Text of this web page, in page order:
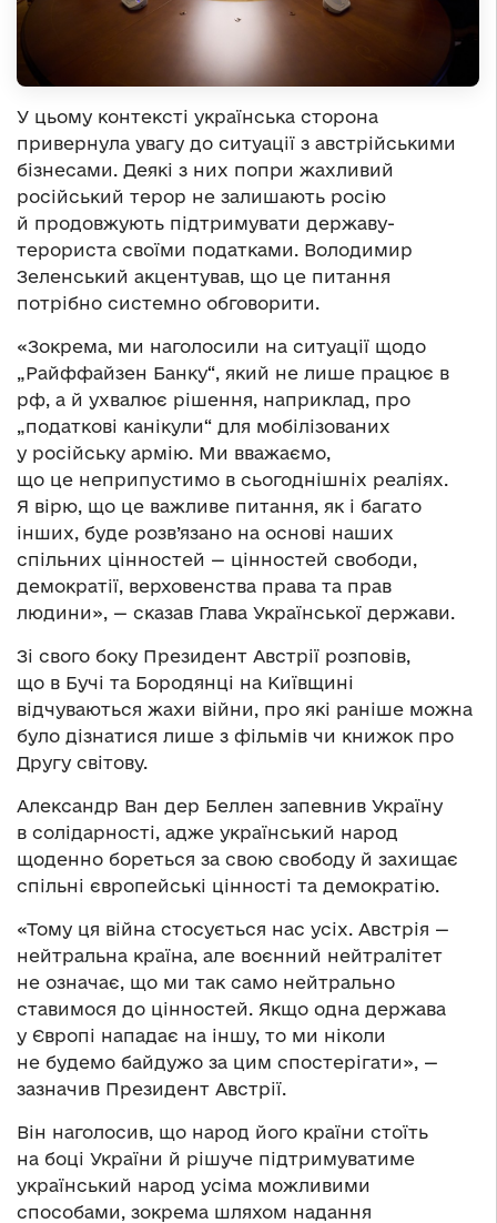
У цьому контексті українська сторона
привернула увагу до ситуації з австрійськими
бізнесами. Деякі з них попри жахливий
російський терор не залишають росію
й продовжують підтримувати державу-
терориста своїми податками. Володимир
Зеленський акцентував, що це питання
потрібно системно обговорити.
«Зокрема, ми наголосили на ситуації щодо
„Райффайзен Банку“, який не лише працює в
рф, а й ухвалює рішення, наприклад, про
„податкові канікули“ для мобілізованих
у російську армію. Ми вважаємо,
що це неприпустимо в сьогоднішніх реаліях.
Я вірю, що це важливе питання, як і багато
інших, буде розв’язано на основі наших
спільних цінностей — цінностей свободи,
демократії, верховенства права та прав
людини», — сказав Глава Української держави.
Зі свого боку Президент Австрії розповів,
що в Бучі та Бородянці на Київщині
відчуваються жахи війни, про які раніше можна
було дізнатися лише з фільмів чи книжок про
Другу світову.
Александр Ван дер Беллен запевнив Україну
в солідарності, адже український народ
щоденно бореться за свою свободу й захищає
спільні європейські цінності та демократію.
«Тому ця війна стосується нас усіх. Австрія —
нейтральна країна, але воєнний нейтралітет
не означає, що ми так само нейтрально
ставимося до цінностей. Якщо одна держава
у Європі нападає на іншу, то ми ніколи
не будемо байдужо за цим спостерігати», —
зазначив Президент Австрії.
Він наголосив, що народ його країни стоїть
на боці України й рішуче підтримуватиме
український народ усіма можливими
способами, зокрема шляхом надання